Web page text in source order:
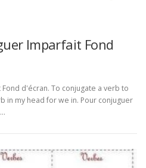
Imparfait Fond
d'écran. To conjugate a verb to
in my head for we in. Pour conjuguer